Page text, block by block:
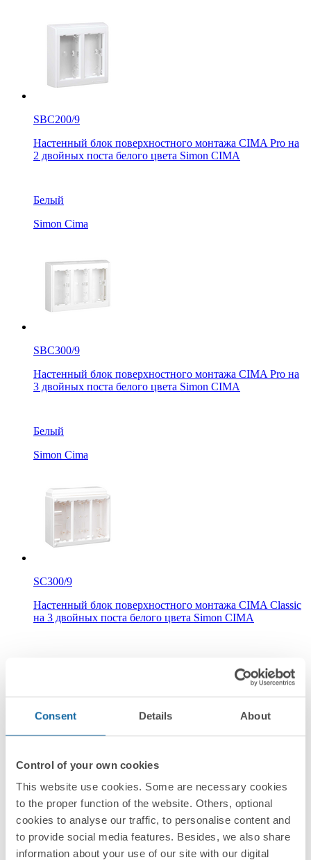
Consent Details About
Control of your own cookies
This website use cookies. Some are necessary cookies
to the proper function of the website. Others, optional
cookies to analyse our traffic, to personalise content and
to provide social media features. Besides, we also share
information about your use of our site with our digital
SBC200/9
Настенный блок поверхностного монтажа CIMA Pro на
2 двойных поста белого цвета Simon CIMA
Белый
Simon Cima
SBC300/9
Настенный блок поверхностного монтажа CIMA Pro на
3 двойных поста белого цвета Simon CIMA
Белый
Simon Cima
SC300/9
Настенный блок поверхностного монтажа CIMA Classic
на 3 двойных поста белого цвета Simon CIMA
SBC400/9
Настенный блок поверхностного монтажа CIMA Pro на
4 двойных поста белого цвета Simon CIMA